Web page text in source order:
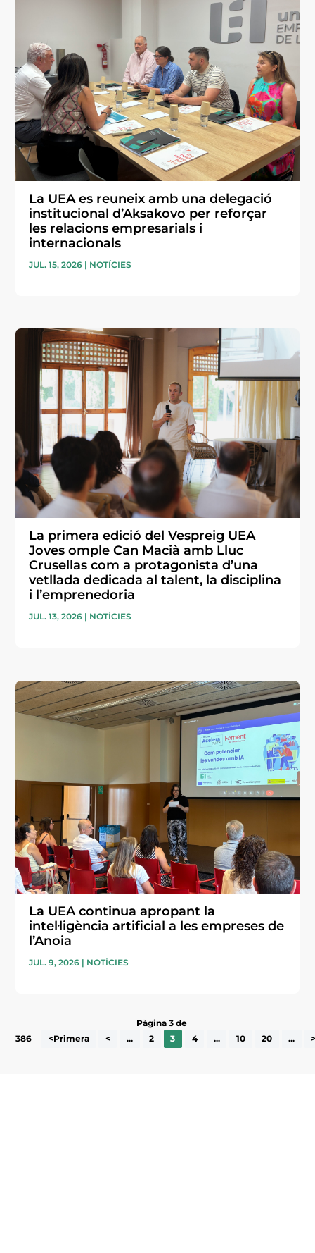
La UEA es reuneix amb una delegació
institucional d’Aksakovo per reforçar
les relacions empresarials i
internacionals
JUL. 15, 2026 | NOTÍCIES
La primera edició del Vespreig UEA
Joves omple Can Macià amb Lluc
Crusellas com a protagonista d’una
vetllada dedicada al talent, la disciplina
i l’emprenedoria
JUL. 13, 2026 | NOTÍCIES
La UEA continua apropant la
intel·ligència artificial a les empreses de
l’Anoia
JUL. 9, 2026 | NOTÍCIES
Pàgina 3 de
386
<Primera < ... 2 3 4 ... 10 20 ...